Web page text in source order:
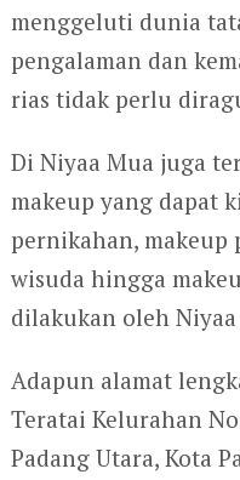
menggeluti dunia
pengalaman dan
rias tidak perlu
Di Niyaa Mua juga
makeup yang dapat
pernikahan, makeup
wisuda hingga
dilakukan oleh
Adapun alamat
Teratai Kelurahan
Padang Utara, Kota